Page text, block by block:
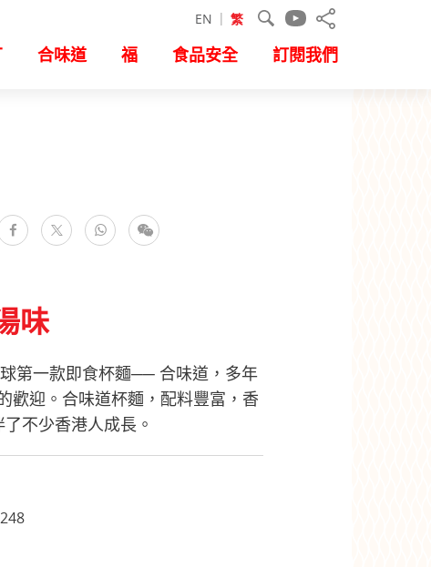
EN 繁
合味道 福 食品安全 訂閱我們
facebook推特 WhatsApp
微信
味
第一款即食杯麵── 合味道，多年
歡迎。合味道杯麵，配料豐富，香
不少香港人成長。